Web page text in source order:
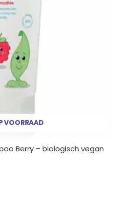
VOORRAAD
Berry – biologisch vegan